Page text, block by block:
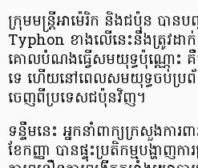
ក្រុមមន្ត្រីអាម៉េរិក និងជប៉ុន បាន
Typhon ខាងលើនេះនឹងត្រូវដា
គោលបំណងធ្វើសមយុទ្ធប៉ុណ្ណោះ គឺគ្
ទេ ហើយនៅពេលសមយុទ្ធចប់ប្រព័
ចេញពីប្រទេសជប៉ុនវិញ។
ទន្ទឹមនេះ អ្នកនាំពាក្យក្រសួងការ
ខែកញ្ញា បានផ្ទុះប្រតិកម្មបង្ហាញក